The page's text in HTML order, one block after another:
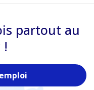
partout au
!